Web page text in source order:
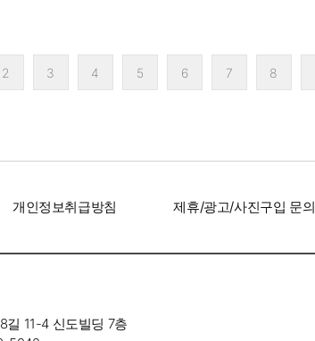
2 3 4 5 6 7 8
존재감은 확실…고품격 비주얼
믿기지
개인정보취급방침 제휴/광고/사진구입 문의
길 11-4 신도빌딩 7층